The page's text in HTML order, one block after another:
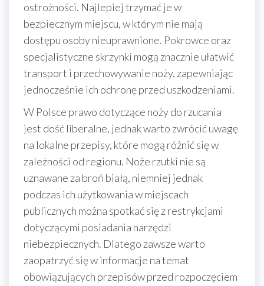
ostrożności. Najlepiej trzymać je w
bezpiecznym miejscu, w którym nie mają
dostępu osoby nieuprawnione. Pokrowce oraz
specjalistyczne skrzynki mogą znacznie ułatwić
transport i przechowywanie noży, zapewniając
jednocześnie ich ochronę przed uszkodzeniami.
W Polsce prawo dotyczące noży do rzucania
jest dość liberalne, jednak warto zwrócić uwagę
na lokalne przepisy, które mogą różnić się w
zależności od regionu. Noże rzutki nie są
uznawane za broń białą, niemniej jednak
podczas ich użytkowania w miejscach
publicznych można spotkać się z restrykcjami
dotyczącymi posiadania narzędzi
niebezpiecznych. Dlatego zawsze warto
zaopatrzyć się w informacje na temat
obowiązujących przepisów przed rozpoczęciem